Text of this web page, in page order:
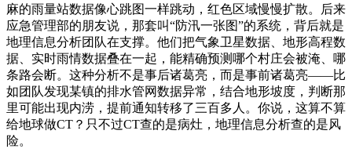
麻的雨量站数据像心跳图一样跳动，红色区域慢慢扩散。后来
应急管理部的朋友说，那套叫“防汛一张图”的系统，背后就是
地理信息分析团队在支撑。他们把气象卫星数据、地形高程数
据、实时雨情数据叠在一起，能精确预测哪个村庄会被淹、哪
条路会断。这种分析不是事后诸葛亮，而是事前诸葛亮——比
如团队发现某镇的排水管网数据异常，结合地形坡度，判断那
里可能出现内涝，提前通知转移了三百多人。你说，这算不算
给地球做CT？只不过CT查的是病灶，地理信息分析查的是风
险。